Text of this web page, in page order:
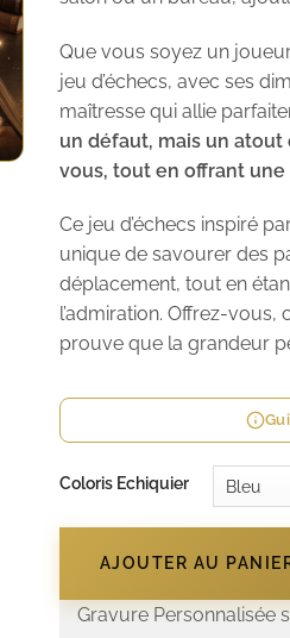
Que vous soyez un
jeu d’échecs, avec ses
maîtresse qui allie
un défaut, mais un
vous, tout en offrant
Ce jeu d’échecs inspiré
unique de savourer des
déplacement, tout en
l’admiration. Offrez-vous,
prouve que la grandeur
Coloris Echiquier
AJOUTER AU
Gravure Personnalisée